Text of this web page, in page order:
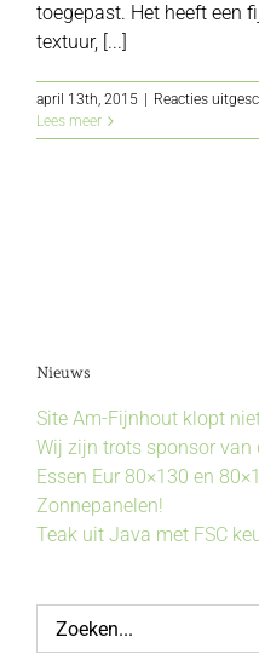
toegepast. Het heeft een
textuur, [...]
april 13th, 2015 Reacties
Lees meer
Nieuws
Site Am-Fijnhout klopt
Wij zijn trots sponsor van
Essen Eur 80×130 en
Zonnepanelen!
Teak uit Java met FSC
Zoeken
naar: